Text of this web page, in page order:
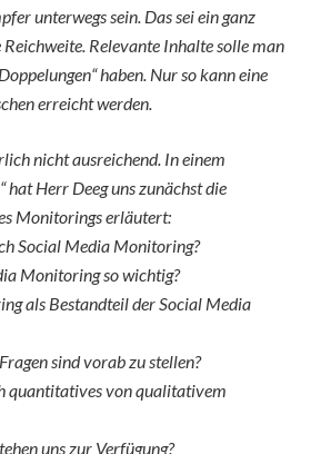
unterwegs sein. Das sei ein ganz
Relevante Inhalte solle man
haben. Nur so kann eine
erreicht werden.
nicht ausreichend. In einem
hat Herr Deeg uns zunächst die
Monitorings erläutert:
Social Media Monitoring?
Monitoring so wichtig?
als Bestandteil der Social Media
sind vorab zu stellen?
quantitatives von qualitativem
uns zur Verfügung?